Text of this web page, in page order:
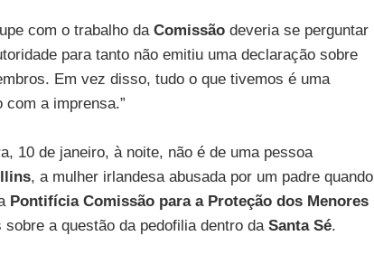
com o trabalho da Comissãodeveria se perguntar
para tanto não emitiu uma declaração sobre
Em vez disso, tudo o que tivemos é uma
com a imprensa.”
10 de janeiro, à noite, não é de uma pessoa
, a mulher irlandesa abusada por um padre quando
Pontifícia Comissão para a Proteção dos Menores
a questão da pedofilia dentro da Santa Sé.